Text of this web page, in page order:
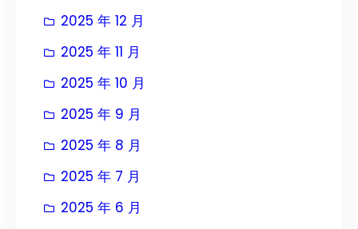
2025 年 12 月
2025 年 11 月
2025 年 10 月
2025 年 9 月
2025 年 8 月
2025 年 7 月
2025 年 6 月